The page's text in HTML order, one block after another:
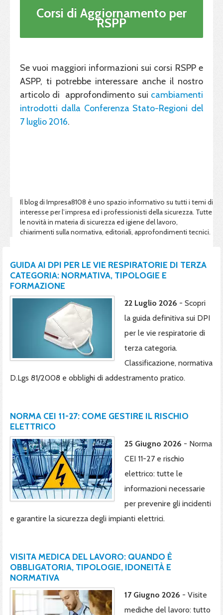
Corsi di Aggiornamento per
RSPP
Se vuoi maggiori informazioni sui corsi RSPP e
ASPP, ti potrebbe interessare anche il nostro
articolo di approfondimento sui cambiamenti
introdotti dalla Conferenza Stato-Regioni del
7 luglio 2016.
Il blog di Impresa8108 è uno spazio informativo su tutti i temi di
interesse per l’impresa ed i professionisti della sicurezza. Tutte
le novità in materia di sicurezza ed igiene del lavoro,
chiarimenti sulla normativa, editoriali, approfondimenti tecnici.
GUIDA AI DPI PER LE VIE RESPIRATORIE DI TERZA
CATEGORIA: NORMATIVA, TIPOLOGIE E
FORMAZIONE
22 Luglio 2026 - Scopri
la guida definitiva sui DPI
per le vie respiratorie di
terza categoria.
Classificazione, normativa
D.Lgs 81/2008 e obblighi di addestramento pratico.
NORMA CEI 11-27: COME GESTIRE IL RISCHIO
ELETTRICO
25 Giugno 2026 - Norma
CEI 11-27 e rischio
elettrico: tutte le
informazioni necessarie
per prevenire gli incidenti
e garantire la sicurezza degli impianti elettrici.
VISITA MEDICA DEL LAVORO: QUANDO È
OBBLIGATORIA, TIPOLOGIE, IDONEITÀ E
NORMATIVA
17 Giugno 2026 - Visite
mediche del lavoro: tutto